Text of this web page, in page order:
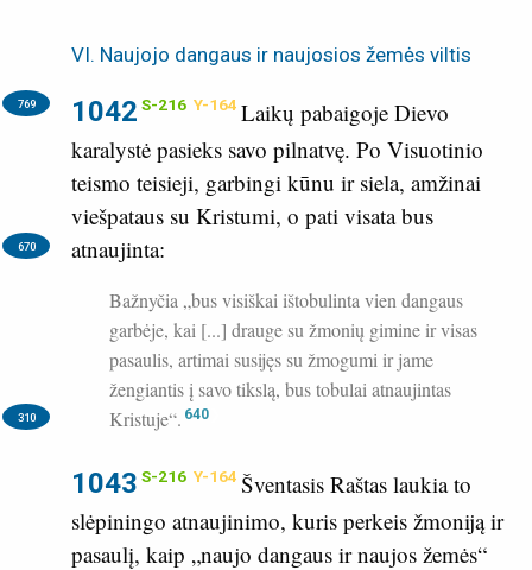
VI. Naujojo dangaus ir naujosios žemės viltis
1042 S-216 Y-164
769
Laikų pabaigoje Dievo
karalystė pasieks savo pilnatvę. Po Visuotinio
teismo teisieji, garbingi kūnu ir siela, amžinai
viešpataus su Kristumi, o pati visata bus
atnaujinta:
670
Bažnyčia „bus visiškai ištobulinta vien dangaus
garbėje, kai [...] drauge su žmonių gimine ir visas
pasaulis, artimai susijęs su žmogumi ir jame
žengiantis į savo tikslą, bus tobulai atnaujintas
Kristuje“. 640
310
1043 S-216 Y-164 Šventasis Raštas laukia to
slėpiningo atnaujinimo, kuris perkeis žmoniją ir
pasaulį, kaip „naujo dangaus ir naujos žemės“